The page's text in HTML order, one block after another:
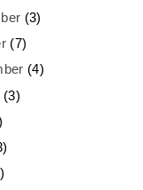
(3)
(7)
(4)
(3)